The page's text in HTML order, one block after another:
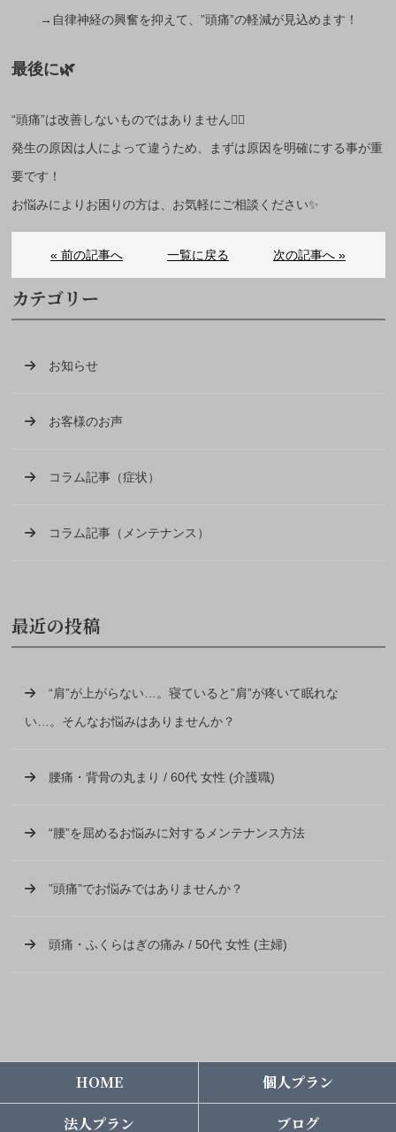
→自律神経の興奮を抑えて、”頭痛”の軽減が見込めます！
最後に🌿
“頭痛”は改善しないものではありません🙅‍♂️
発生の原因は人によって違うため、まずは原因を明確にする事が重
要です！
お悩みによりお困りの方は、お気軽にご相談ください✨
« 前の記事へ 一覧に戻る 次の記事へ »
カテゴリー
お知らせ
お客様のお声
コラム記事（症状）
コラム記事（メンテナンス）
最近の投稿
“肩”が上がらない…。寝ていると”肩”が疼いて眠れな
い…。そんなお悩みはありませんか？
腰痛・背骨の丸まり / 60代 女性 (介護職)
“腰”を屈めるお悩みに対するメンテナンス方法
”頭痛”でお悩みではありませんか？
頭痛・ふくらはぎの痛み / 50代 女性 (主婦)
HOME 個人プラン
法人プラン ブログ